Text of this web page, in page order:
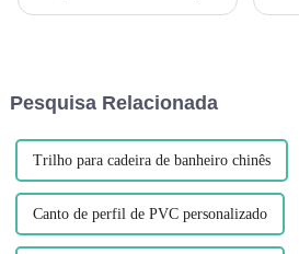
suave e bonita...
Pesquisa Relacionada
Trilho para cadeira de banheiro chinês
Canto de perfil de PVC personalizado